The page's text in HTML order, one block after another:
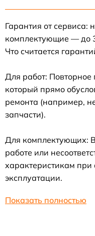
Гарантия от сервиса:
комплектующие — до
Что считается
Для работ: Повторное
который прямо
ремонта (например,
запчасти).
Для комплектующих:
работе или
характеристикам
эксплуатации.
Показать полностью